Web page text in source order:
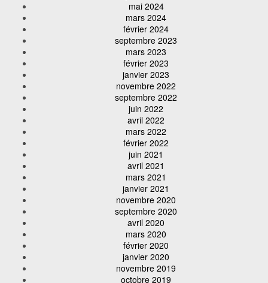
mai 2024
mars 2024
février 2024
septembre 2023
mars 2023
février 2023
janvier 2023
novembre 2022
septembre 2022
juin 2022
avril 2022
mars 2022
février 2022
juin 2021
avril 2021
mars 2021
janvier 2021
novembre 2020
septembre 2020
avril 2020
mars 2020
février 2020
janvier 2020
novembre 2019
octobre 2019